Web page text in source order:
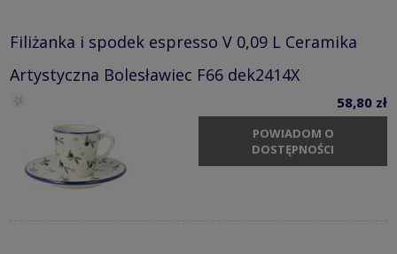
Filiżanka i spodek espresso V 0,09 L Ceramika
Artystyczna Bolesławiec F66 dek2414X
58,80 zł
POWIADOM O
DOSTĘPNOŚCI